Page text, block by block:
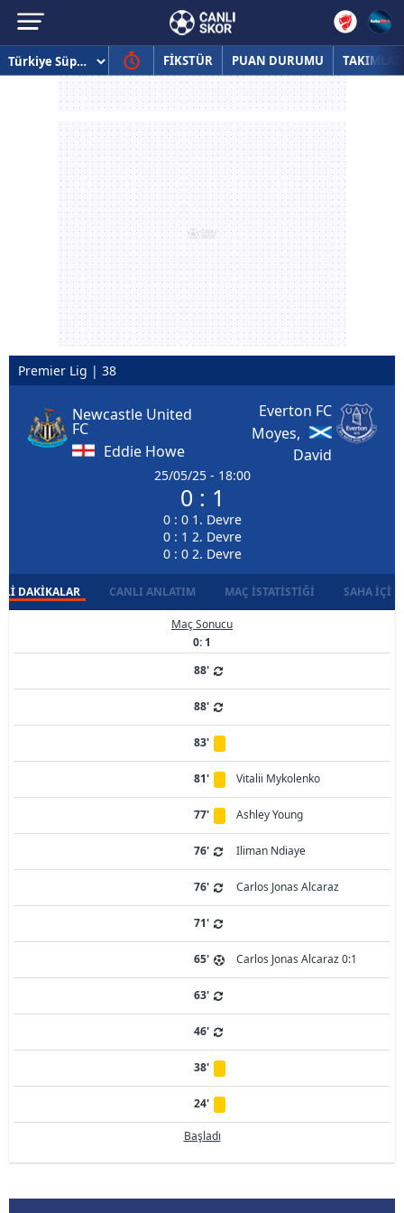
FİKSTÜR PUAN DURUMU TAKIMLAR
Premier Lig | 38
Newcastle United
FC
Eddie Howe
25/05/25 - 18:00
0 : 1
0 : 0 1. Devre
0 : 1 2. Devre
0 : 0 2. Devre
Everton FC
Moyes,
David
DAKIKALAR CANLI ANLATIM MAÇ İSTATISTIĞI SAHA İÇI
Maç Sonucu
0: 1
88'
88'
83'
81' Vitalii Mykolenko
77' Ashley Young
76' Iliman Ndiaye
76' Carlos Jonas Alcaraz
71'
65' Carlos Jonas Alcaraz 0:1
63'
46'
38'
24'
Başladı